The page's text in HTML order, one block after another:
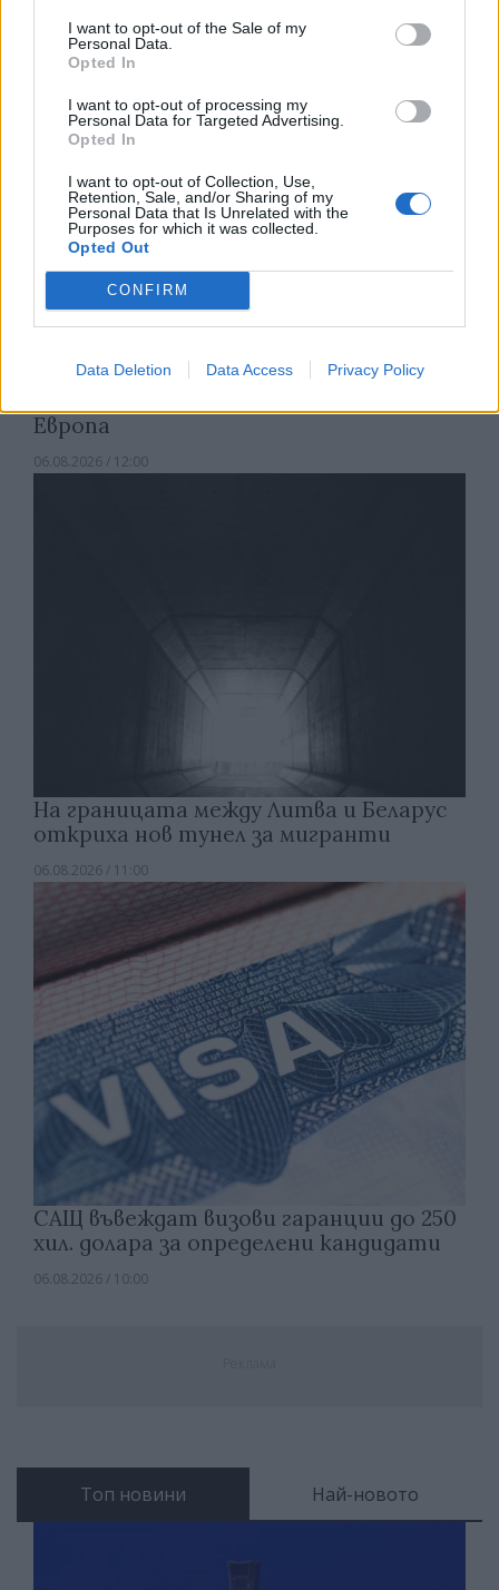
I want to opt-out of the Sale of my
Personal Data.
Opted In
I want to opt-out of processing my
Personal Data for Targeted Advertising.
Opted In
I want to opt-out of Collection, Use,
Retention, Sale, and/or Sharing of my
Personal Data that Is Unrelated with the
Purposes for which it was collected.
Opted Out
CONFIRM
Data Deletion Data Access Privacy Policy
европеец
06.08.2026 / 13:00
Европа
06.08.2026 / 12:00
На границата между Литва и Беларус
откриха нов тунел за мигранти
06.08.2026 / 11:00
САЩ въвеждат визови гаранции до 250
хил. долара за определени кандидати
06.08.2026 / 10:00
Топ новини Най-новото